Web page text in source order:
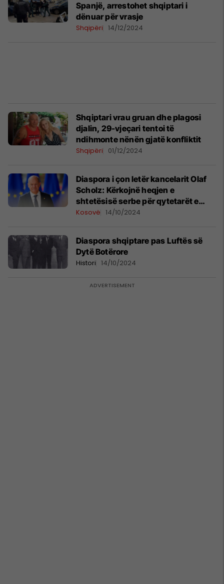
Spanjë, arrestohet shqiptari i
dënuar për vrasje
Shqipëri 14/12/2024
Shqiptari vrau gruan dhe plagosi
djalin, 29-vjeçari tentoi të
ndihmonte nënën gjatë konfliktit
Shqipëri 01/12/2024
Diaspora i çon letër kancelarit Olaf
Scholz: Kërkojnë heqjen e
shtetësisë serbe për qytetarët e
Kosovës
Kosovë 14/10/2024
Diaspora shqiptare pas Luftës së
Dytë Botërore
Histori 14/10/2024